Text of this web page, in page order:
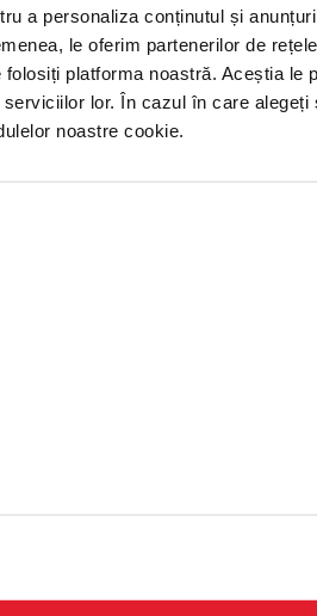
a personaliza conținutul și
le oferim partenerilor de
platforma noastră. Aceștia le
lor. În cazul în care
noastre cookie.